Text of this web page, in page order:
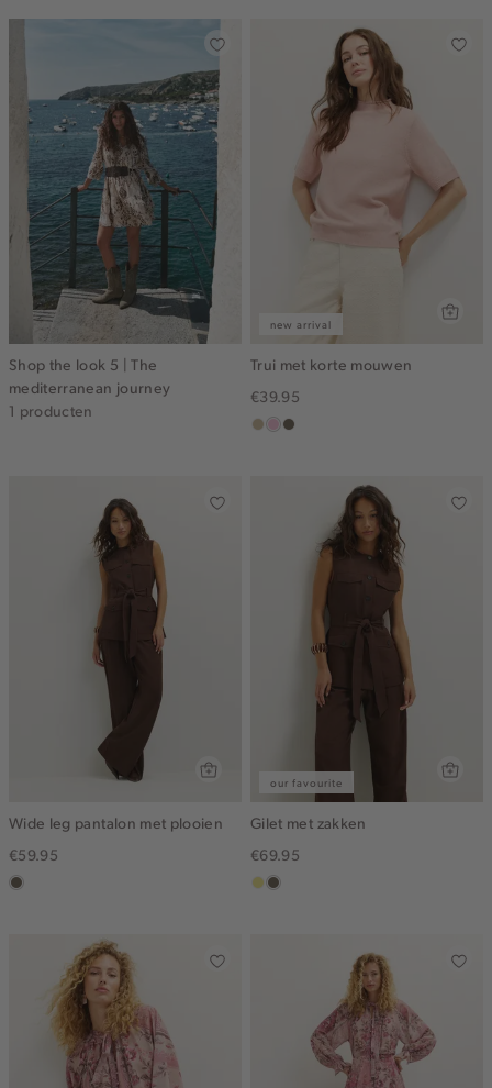
Shop the look 5 | The
mediterranean journey
1 producten
new arrival
Trui met korte mouwen
€39.95
lichtzand
lichtroze
lichtbruin
Wide leg pantalon met plooien
€59.95
middenbruin
our favourite
Gilet met zakken
€69.95
khakimiddenbruin